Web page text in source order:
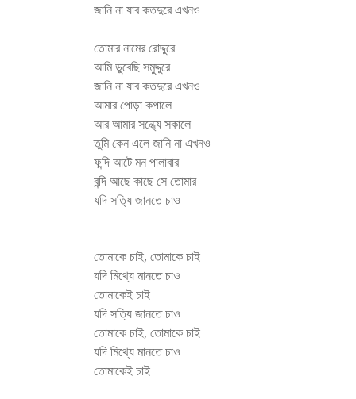
জানি না যাব কতদুরে এখনও
তোমার নামের রোদ্দুরে
আমি ডুবেছি সমুদ্দুরে
জানি না যাব কতদুরে এখনও
আমার পোড়া কপালে
আর আমার সন্ধ্যে সকালে
তুমি কেন এলে জানি না এখনও
ফন্দি আটে মন পালাবার
বন্দি আছে কাছে সে তোমার
যদি সত্যি জানতে চাও
তোমাকে চাই, তোমাকে চাই
যদি মিথ্যে মানতে চাও
তোমাকেই চাই
যদি সত্যি জানতে চাও
তোমাকে চাই, তোমাকে চাই
যদি মিথ্যে মানতে চাও
তোমাকেই চাই